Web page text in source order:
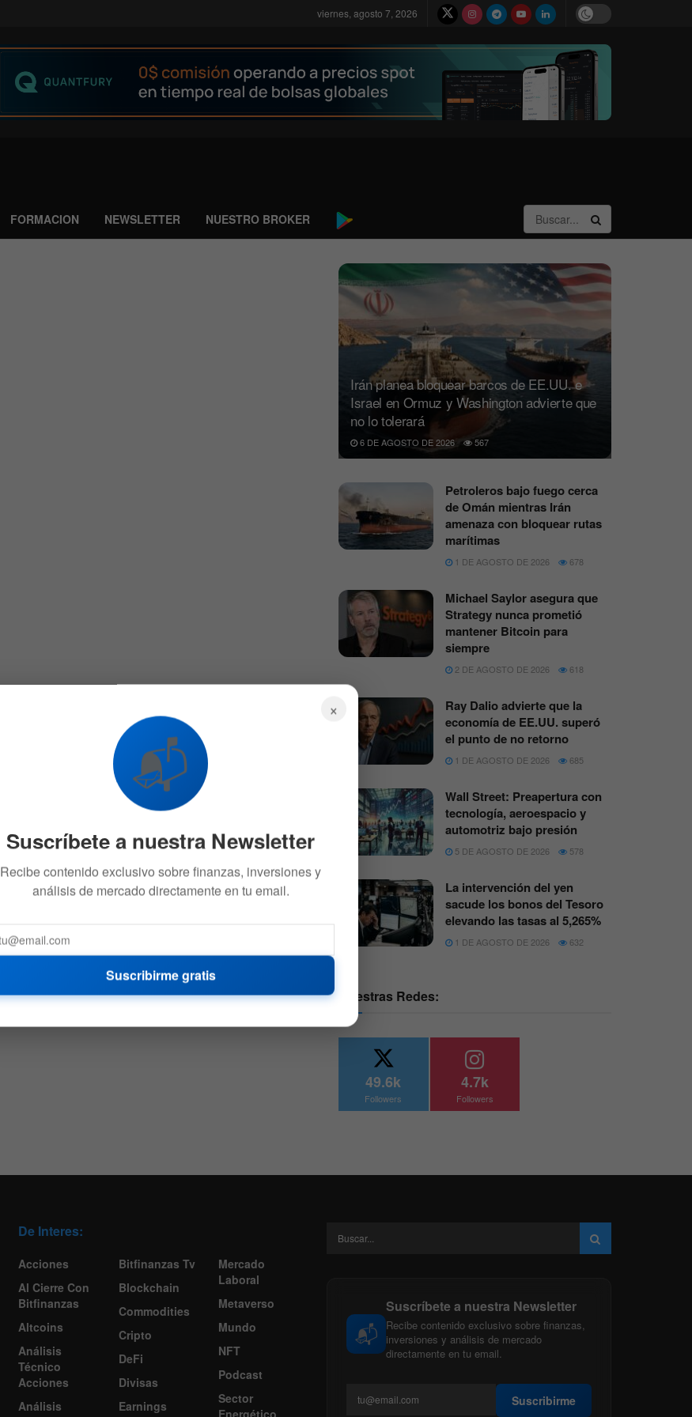
viernes, agosto 7, 2026
FORMACION NEWSLETTER NUESTRO BROKER
Irán planea bloquear barcos de EE.UU. e
Israel en Ormuz y Washington advierte que
no lo tolerará
6 DE AGOSTO DE 2026 567
Petroleros bajo fuego cerca
de Omán mientras Irán
amenaza con bloquear rutas
marítimas
1 DE AGOSTO DE 2026 678
Michael Saylor asegura que
Strategy nunca prometió
mantener Bitcoin para
siempre
2 DE AGOSTO DE 2026 618
Ray Dalio advierte que la
economía de EE.UU. superó
el punto de no retorno
1 DE AGOSTO DE 2026 685
Wall Street: Preapertura con
tecnología, aeroespacio y
automotriz bajo presión
5 DE AGOSTO DE 2026 578
La intervención del yen
sacude los bonos del Tesoro
elevando las tasas al 5,265%
1 DE AGOSTO DE 2026 632
Nuestras Redes:
49.6k
Followers
4.7k
Followers
De Interes:
Acciones
Al Cierre Con
Bitfinanzas
Altcoins
Análisis
Técnico
Acciones
Análisis
Bitfinanzas Tv
Blockchain
Commodities
Cripto
DeFi
Divisas
Earnings
Mercado
Laboral
Metaverso
Mundo
NFT
Podcast
Sector
Energético
📬
Suscríbete a nuestra Newsletter
Recibe contenido exclusivo sobre finanzas,
inversiones y análisis de mercado
directamente en tu email.
Suscribirme
×
📬
Suscríbete a nuestra Newsletter
Recibe contenido exclusivo sobre finanzas, inversiones y
análisis de mercado directamente en tu email.
Suscribirme gratis